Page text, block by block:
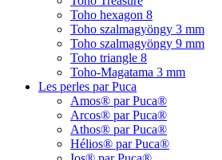
Toho hexagon 8
Toho szalmagyöngy 3 mm
Toho szalmagyöngy 9 mm
Toho triangle 8
Toho-Magatama 3 mm
Les perles par Puca
Amos® par Puca®
Arcos® par Puca®
Athos® par Puca®
Hélios® par Puca®